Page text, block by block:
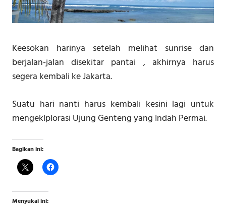
Keesokan harinya setelah melihat sunrise dan
berjalan-jalan disekitar pantai , akhirnya harus
segera kembali ke Jakarta.
Suatu hari nanti harus kembali kesini lagi untuk
mengeklplorasi Ujung Genteng yang Indah Permai.
Bagikan ini:
Menyukai ini: